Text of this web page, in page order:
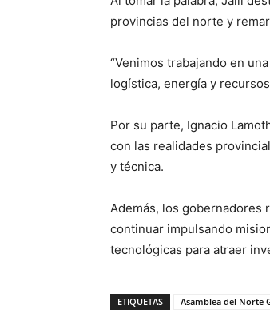
provincias del norte y
“Venimos trabajando en
logística, energía y
Por su parte, Ignacio
con las realidades
y técnica.
Además, los gobernadores
continuar impulsando
tecnológicas para atraer
ETIQUETAS Asamblea del Norte